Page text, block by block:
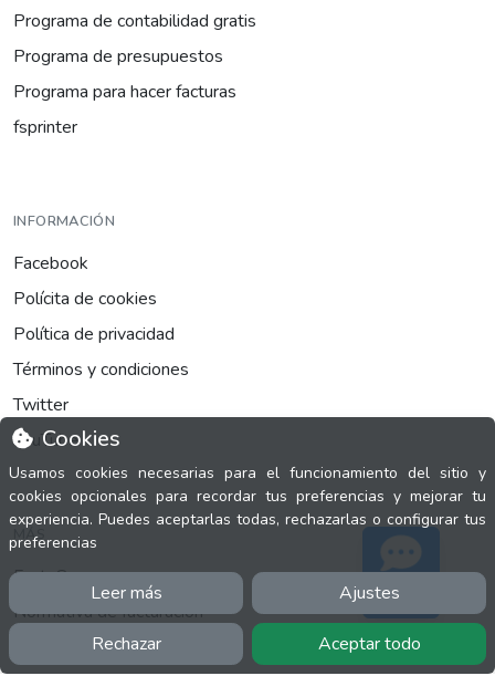
Cookies
Usamos cookies necesarias para el funcionamiento del sitio y
cookies opcionales para recordar tus preferencias y mejorar tu
experiencia. Puedes aceptarlas todas, rechazarlas o configurar tus
preferencias
Leer más Ajustes
Rechazar Aceptar todo
Programa de contabilidad gratis
Programa de presupuestos
Programa para hacer facturas
fsprinter
INFORMACIÓN
Facebook
Polícita de cookies
Política de privacidad
Términos y condiciones
Twitter
YouTube
MÁS
FactuCon
Normativa de facturación
Programa de Partners
Soporte